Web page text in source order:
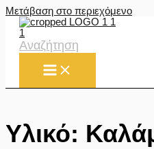
Μετάβαση στο περιεχόμενο
Αναζήτηση
Υλικό: